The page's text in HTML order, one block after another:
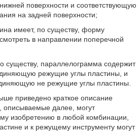
поверхности и соответствующую
на задней поверхности;
имеет, по существу, форму
в направлении поперечной
существу, параллелограмма содержит
режущие углы пластины, и
не режущие углы пластины.
приведено краткое описание
описываемые далее, могут
изобретению в любой комбинации,
и к режущему инструменту могут